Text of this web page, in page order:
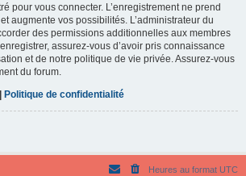
pour vous connecter. L’enregistrement ne prend
augmente vos possibilités. L’administrateur du
des permissions additionnelles aux membres
assurez-vous d’avoir pris connaissance
et de notre politique de vie privée. Assurez-vous
du forum.
| Politique de confidentialité
Heures au format UTC